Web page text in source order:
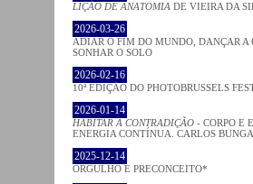
LIÇÃO DE ANATOMIA DE VIEIRA DA
2026-03-26
ADIAR O FIM DO MUNDO, DANÇAR A
SONHAR O SOLO
2026-02-16
10ª EDIÇÃO DO PHOTOBRUSSELS
2026-01-14
HABITAR A CONTRADIÇÃO - CORPO E
ENERGIA CONTÍNUA. CARLOS
2025-12-14
ORGULHO E PRECONCEITO*